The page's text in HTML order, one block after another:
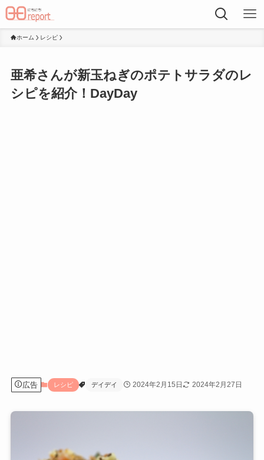
ホーム レシピ
亜希さんが新玉ねぎのポテトサラダのレ
シピを紹介！DayDay
広告 レシピ デイデイ 2024年2月15日 2024年2月27日